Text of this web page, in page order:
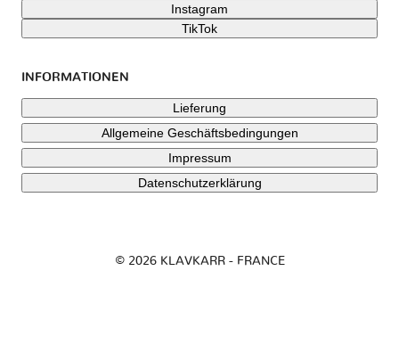
Instagram
TikTok
INFORMATIONEN
Lieferung
Allgemeine Geschäftsbedingungen
Impressum
Datenschutzerklärung
© 2026 KLAVKARR - FRANCE